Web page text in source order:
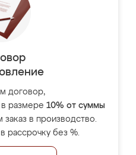
договор,
размере 10% от суммы
заказ в производство.
рассрочку без %.